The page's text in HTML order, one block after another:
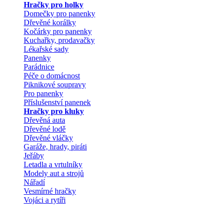
Hračky pro holky
Domečky pro panenky
Dřevěné korálky
Kočárky pro panenky
Kuchařky, prodavačky
Lékařské sady
Panenky
Parádnice
Péče o domácnost
Piknikové soupravy
Pro panenky
Příslušenství panenek
Hračky pro kluky
Dřevěná auta
Dřevěné lodě
Dřevěné vláčky
Garáže, hrady, piráti
Jeřáby
Letadla a vrtulníky
Modely aut a strojů
Nářadí
Vesmírné hračky
Vojáci a rytíři